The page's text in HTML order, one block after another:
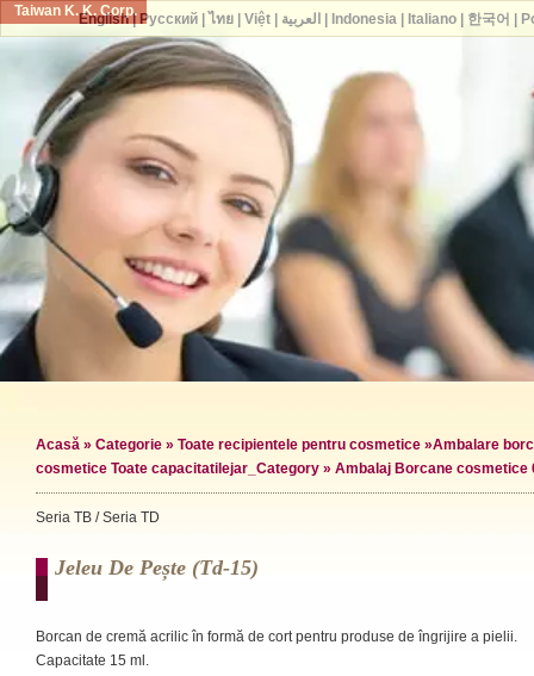
Taiwan K. K. Corp.
Acasă » Categorie » Toate recipientele pentru cosmetice »Ambalare
cosmetice Toate capacitatilejar_Category » Ambalaj Borcane cosmetice
Seria TB / Seria TD
Jeleu De Pește (td-15)
Borcan de cremă acrilic în formă de cort pentru produse de îngrijire a pielii.
Capacitate 15 ml.
English| Русский| ไทย| Việt| العربية Indonesia| Italiano| 한국어